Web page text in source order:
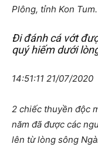
Plông, tỉnh Kon Tum.
Đi đánh cá vớt
quý hiếm dưới
14:51:11 21/07/2020
2 chiếc thuyền độc
năm đã được các
lên từ lòng sông